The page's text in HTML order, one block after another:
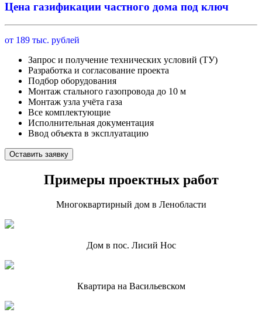
Цена газификации частного дома под ключ
от 189 тыс. рублей
Запрос и получение технических условий (ТУ)
Разработка и согласование проекта
Подбор оборудования
Монтаж стального газопровода до 10 м
Монтаж узла учёта газа
Все комплектующие
Исполнительная документация
Ввод объекта в эксплуатацию
Оставить заявку
Примеры проектных работ
Многоквартирный дом в Ленобласти
Дом в пос. Лисий Нос
Квартира на Васильевском